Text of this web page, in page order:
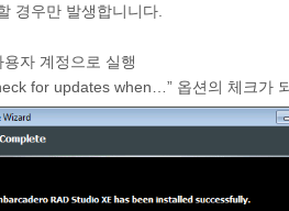
경우만 발생합니니다.
자 계정으로 실행
for updates when…” 옵션의 체크가